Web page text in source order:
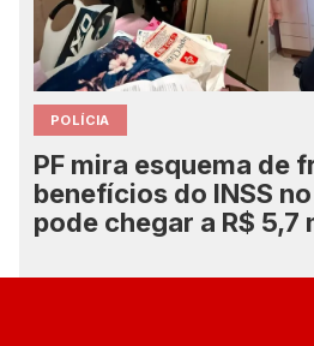
POLÍCIA
PF mira esquema de
benefícios do INSS
pode chegar a R$ 5,7